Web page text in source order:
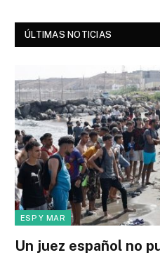
ÚLTIMAS NOTICIAS
ESP Y MAR
Un juez español no